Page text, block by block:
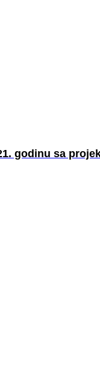
godinu sa